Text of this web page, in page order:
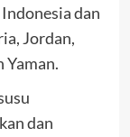
dan
Jordan,
Yaman.
dan